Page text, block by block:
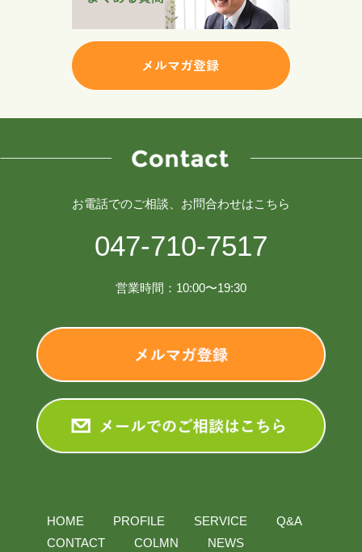
お電話でのご相談、お問合わせはこちら
047-710-7517
営業時間：10:00〜19:30
HOME PROFILE SERVICE
Q&A
CONTACT
COLMN NEWS